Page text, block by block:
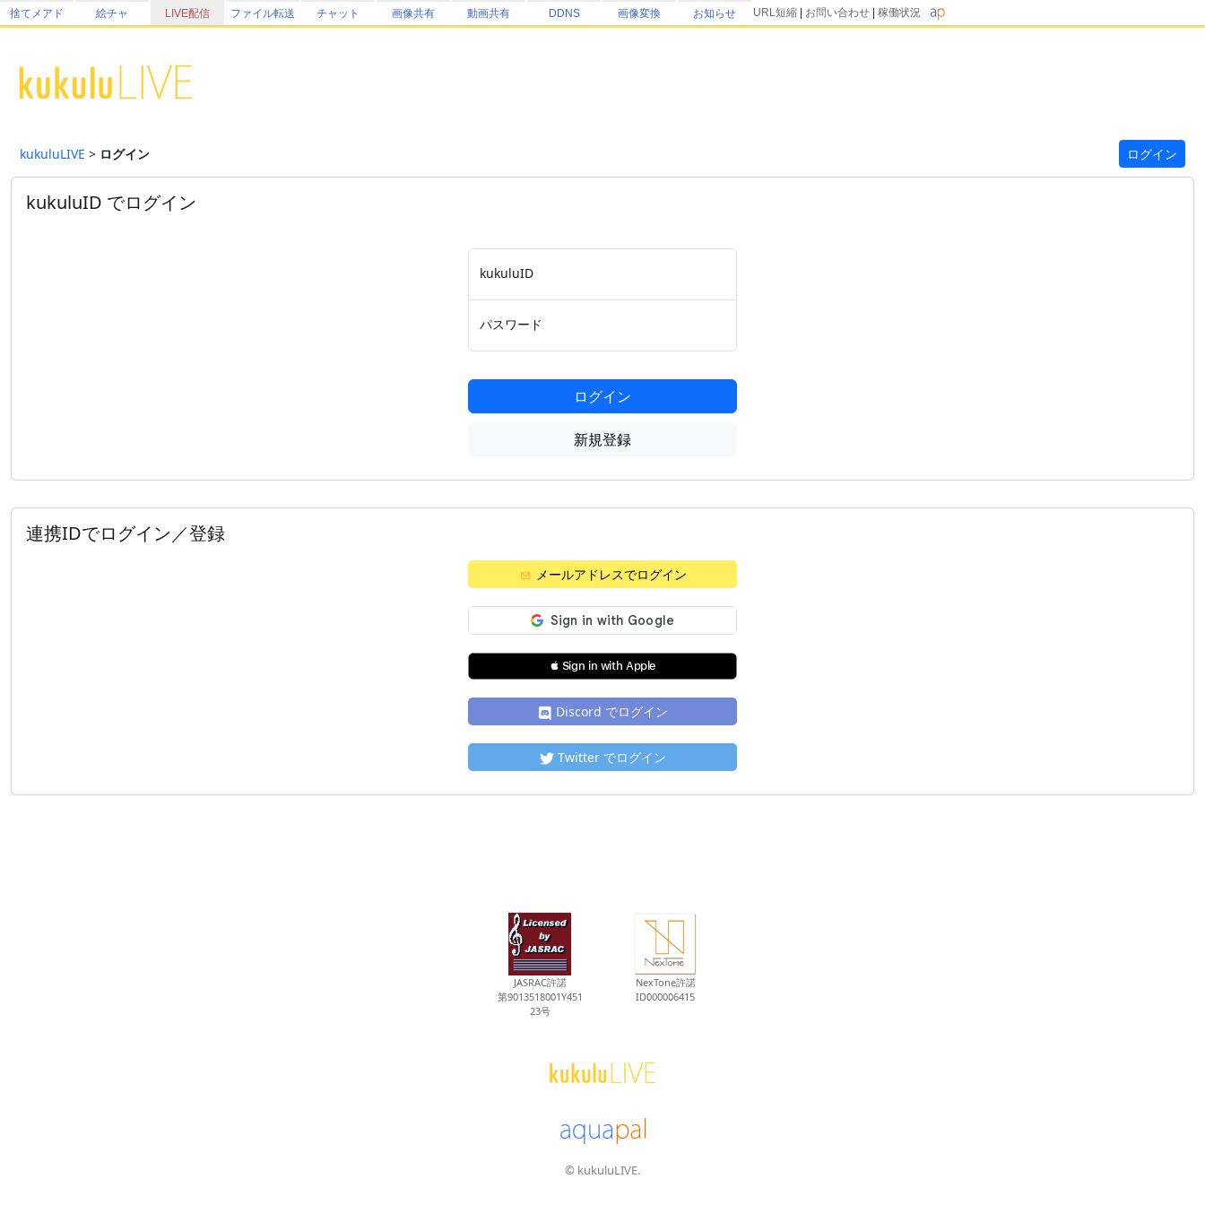
捨てメアド 絵チャ LIVE配信 ファイル転送 チャット 画像共有 動画共有 DDNS 画像変換 お知らせ URL短縮 お問い合わせ 稼働状況
kukuluLIVE > ログイン ログイン
kukuluID でログイン
kukuluID
パスワード
ログイン
新規登録
連携IDでログイン／登録
メールアドレスでログイン
 Sign in with Apple
Discord でログイン
Twitter でログイン
JASRAC許諾
第9013518001Y451
23号
NexTone許諾
ID000006415
© kukuluLIVE.